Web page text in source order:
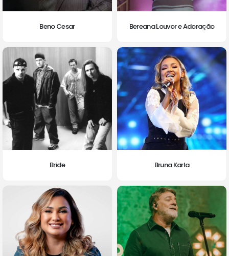
Beno Cesar Bereana Louvor e Adoração
Bride Bruna Karla